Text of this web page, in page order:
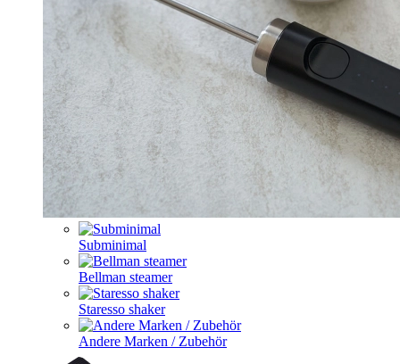
Subminimal
Bellman steamer
Staresso shaker
Andere Marken / Zubehör